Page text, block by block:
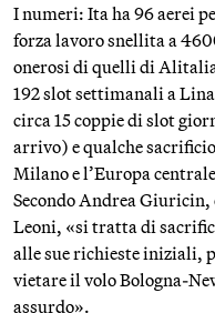
I numeri: Ita ha 96 aerei
forza lavoro snellita a
onerosi di quelli di
192 slot settimanali a
circa 15 coppie di slot
arrivo) e qualche
Milano e l’Europa
Secondo Andrea
Leoni, «si tratta di
alle sue richieste iniziali,
vietare il volo Bologna-
assurdo».